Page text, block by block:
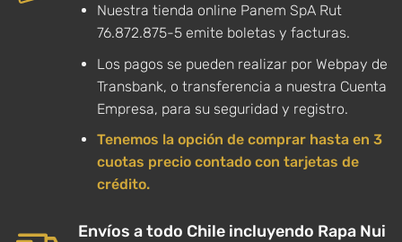
Nuestra tienda online Panem SpA Rut
76.872.875-5 emite boletas y facturas.
Los pagos se pueden realizar por Webpay de
Transbank, o transferencia a nuestra Cuenta
Empresa, para su seguridad y registro.
Tenemos la opción de comprar hasta en 3
cuotas precio contado con tarjetas de
crédito.
Envíos a todo Chile incluyendo Rapa Nui